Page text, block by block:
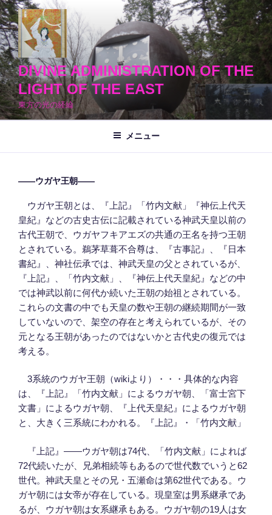
コ
ン
テ
ン
ツ
へ
ス
キ
ッ
DIVINE ADMINISTRATION OF THE
LIGHT OF THE EAST
東方の光の経綸
メニュー
――ウガヤ王朝――
ウガヤ王朝とは、『上記』「竹内文献」『神伝上代天
皇紀』などの古史古伝に記載されている神武天皇以前の
古代王朝で、ウガヤフキアエズの共通の王名を持つ王朝
とされている。鵜茅草葺不合尊は、『古事記』、『日本
書紀』、神社伝承では、神武天皇の父とされているが、
『上記』、「竹内文献」、『神伝上代天皇紀』などの中
では神武以前に何代か続いた王朝の始祖とされている。
これらの文書の中でも天皇の数や王朝の継続期間が一致
していないので、架空の存在と考えられているが、その
元となる王朝があったのではないかと古代史の復元では
考える。
3系統のウガヤ王朝（wikiより）・・・具体的な内容
は、『上記』「竹内文献」によるウガヤ朝、「富士宮下
文書」によるウガヤ朝、『上代天皇紀』によるウガヤ朝
と、大きく三系統にわかれる。『上記』・「竹内文献」
『上記』――ウガヤ朝は74代、「竹内文献」によれば
72代続いたが、兄弟相続等もあるので世代数でいうと62
世代。神武天皇とその兄・五瀬命は第62世代である。ウ
ガヤ朝には女帝が存在している。現皇室は男系継承であ
るが、ウガヤ朝は女系継承もある。ウガヤ朝の19人は女